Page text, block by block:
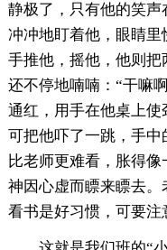
静极了，只有他的笑
冲冲地盯着他，眼睛里
手推他，摇他，他则
还不停地喃喃：“干嘛
通红，用手在他桌上使
可把他吓了一跳，手
比老师更难看，胀得
神因心虚而瞟来瞟去。
看书是好习惯，可要注